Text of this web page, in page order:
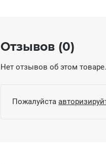
Отзывов (0)
Нет отзывов об этом товаре.
Пожалуйста